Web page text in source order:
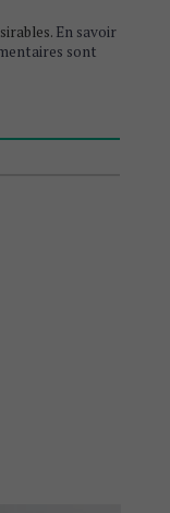
En savoir
sont